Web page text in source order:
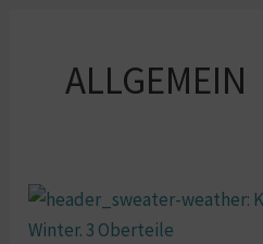
ALLGEMEIN
It’s
Sweater